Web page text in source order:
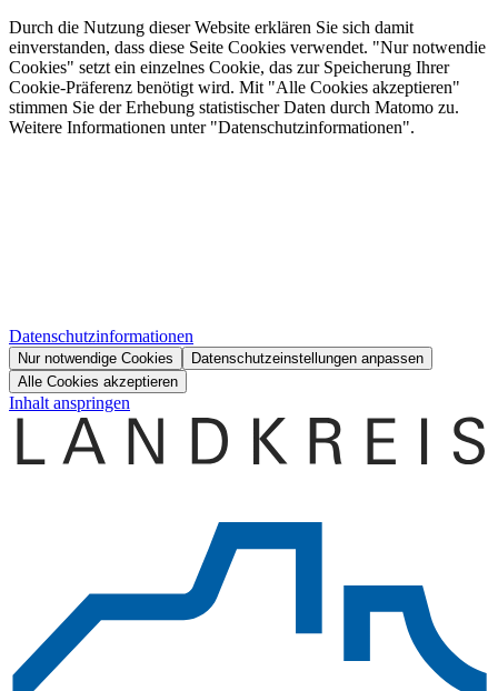
Durch die Nutzung dieser Website erklären Sie sich damit
einverstanden, dass diese Seite Cookies verwendet. "Nur notwendie
Cookies" setzt ein einzelnes Cookie, das zur Speicherung Ihrer
Cookie-Präferenz benötigt wird. Mit "Alle Cookies akzeptieren"
stimmen Sie der Erhebung statistischer Daten durch Matomo zu.
Weitere Informationen unter "Datenschutzinformationen".
Datenschutzinformationen
Nur notwendige Cookies
Datenschutzeinstellungen anpassen
Alle Cookies akzeptieren
Inhalt anspringen